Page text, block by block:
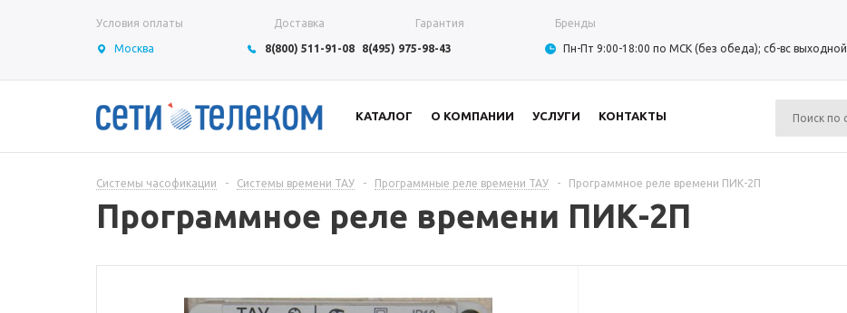
Условия оплаты Доставка Гарантия Бренды
Москва 8(800) 511-91-08 8(495) 975-98-43 Пн-Пт 9:00-18:00 по МСК (без обеда); сб-вс выходной
КАТАЛОГ О КОМПАНИИ УСЛУГИ КОНТАКТЫ
Системы часофикации - Системы времени ТАУ - Программные реле времени ТАУ - Программное реле времени ПИК-2П
Программное реле времени ПИК-2П